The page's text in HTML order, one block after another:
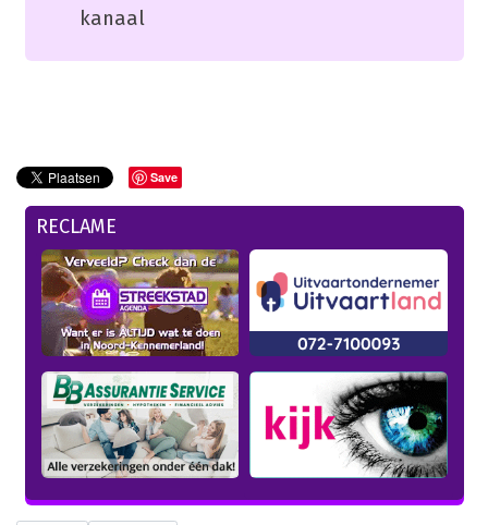
kanaal
Save
RECLAME